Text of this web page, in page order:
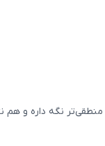
نگه داره و هم